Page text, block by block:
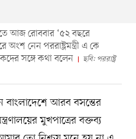
আজ রোববার ‘৫২ বছরে
অংশ নেন পররাষ্ট্রমন্ত্রী এ কে
সঙ্গে কথা বলেন
ছবি: পররাষ্ট্র
বাংলাদেশে আরব বসন্তের
মুখপাত্রের বক্তব্য